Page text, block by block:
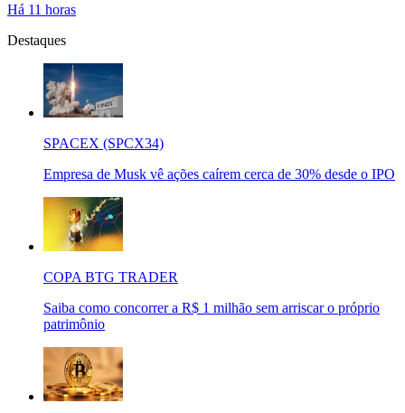
Há 11 horas
Destaques
SPACEX (SPCX34)
Empresa de Musk vê ações caírem cerca de 30% desde o IPO
COPA BTG TRADER
Saiba como concorrer a R$ 1 milhão sem arriscar o próprio
patrimônio